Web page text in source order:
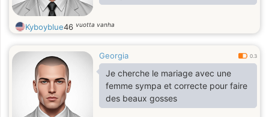
Kyboyblue46 vuotta vanha
Georgia 0.3
Je cherche le mariage avec une
femme sympa et correcte pour faire
des beaux gosses